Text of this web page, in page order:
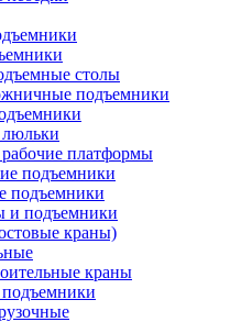
столы
подъемники
платформы
подъемники
подъемники
и подъемники
краны)
краны